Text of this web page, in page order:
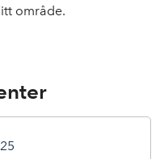
område.